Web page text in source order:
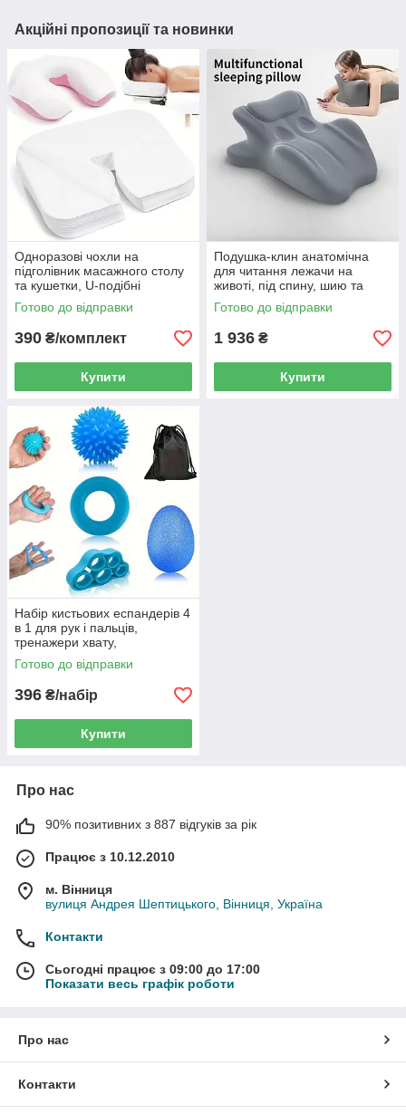
Акційні пропозиції та новинки
Одноразові чохли на
підголівник масажного столу
та кушетки, U-подібні
серветки для обличчя 100 шт.
38×28 см
Готово до відправки
390 ₴/комплект
Купити
Подушка-клин анатомічна
для читання лежачи на
животі, під спину, шию та
ноги, Memory Foam, сіра
56×36×21 см
Готово до відправки
1 936 ₴
Купити
Набір кистьових еспандерів 4
в 1 для рук і пальців,
тренажери хвату,
відновлення кисті та
антистресові м’ячики
Готово до відправки
396 ₴/набір
Купити
Про нас
90% позитивних з 887 відгуків за рік
Працює з 10.12.2010
м. Вінниця
вулиця Андрея Шептицького, Вінниця, Україна
Контакти
Сьогодні працює з 09:00 до 17:00
Показати весь графік роботи
Про нас
Контакти